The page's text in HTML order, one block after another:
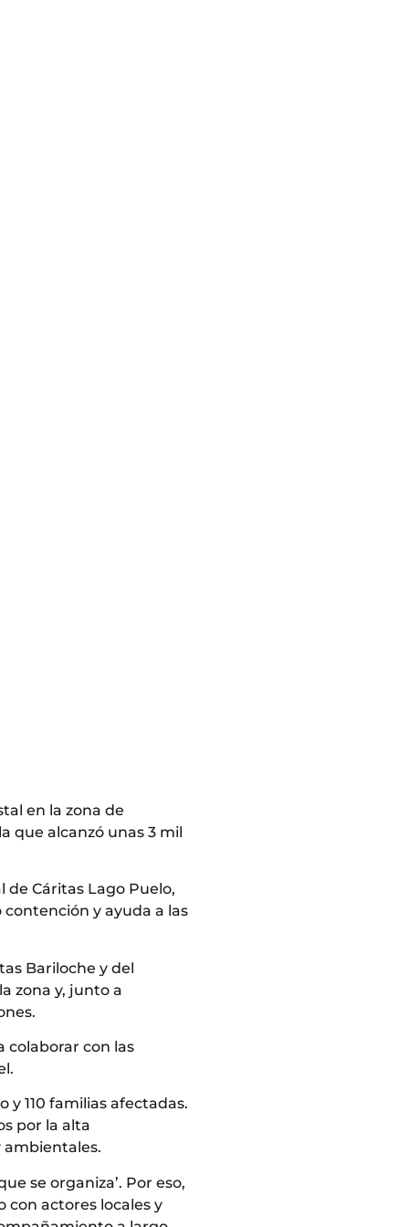
en la zona de
que alcanzó unas 3 mil
Cáritas Lago Puelo,
y ayuda a las
Bariloche y del
zona y, junto a
colaborar con las
110 familias afectadas.
por la alta
se organiza’. Por eso,
con actores locales y